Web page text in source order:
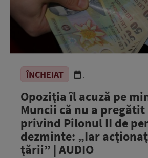
ÎNCHEIAT .
Opoziția îl acuză pe
Muncii că nu a
privind Pilonul II de
dezminte: „Iar
țării” | AUDIO